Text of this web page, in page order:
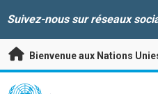
Suivez-nous sur réseaux
Bienvenue aux Nations
UN Logo